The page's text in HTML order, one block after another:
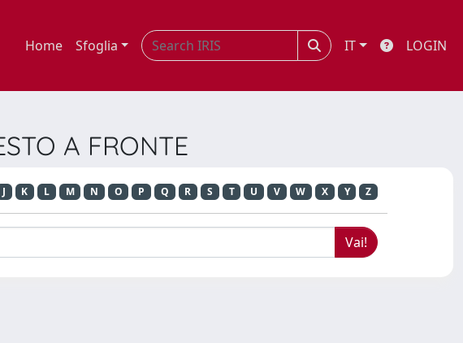
Home Sfoglia IT LOGIN
A FRONTE
J K L M N O P Q R S T U V W X Y Z